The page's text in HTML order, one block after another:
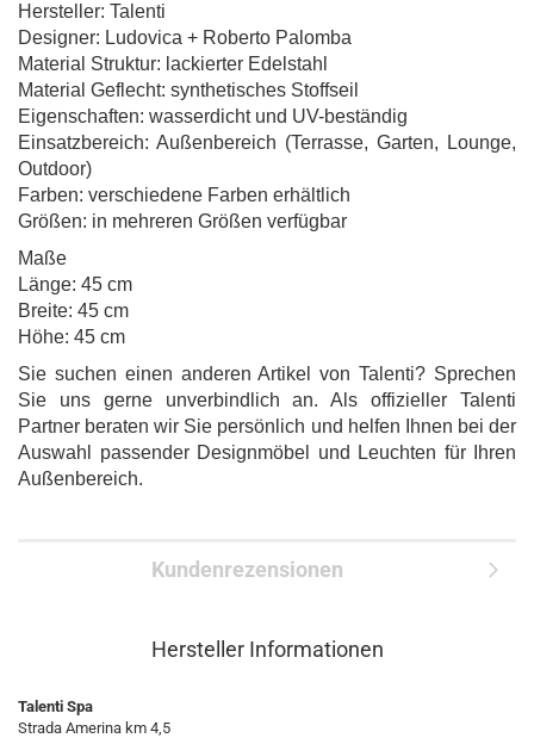
Hersteller: Talenti
Designer: Ludovica + Roberto Palomba
Material Struktur: lackierter Edelstahl
Material Geflecht: synthetisches Stoffseil
Eigenschaften: wasserdicht und UV-beständig
Einsatzbereich: Außenbereich (Terrasse, Garten, Lounge,
Outdoor)
Farben: verschiedene Farben erhältlich
Größen: in mehreren Größen verfügbar
Maße
Länge: 45 cm
Breite: 45 cm
Höhe: 45 cm
Sie suchen einen anderen Artikel von Talenti? Sprechen
Sie uns gerne unverbindlich an. Als offizieller Talenti
Partner beraten wir Sie persönlich und helfen Ihnen bei der
Auswahl passender Designmöbel und Leuchten für Ihren
Außenbereich.
Kundenrezensionen
Hersteller Informationen
Talenti Spa
Strada Amerina km 4,5